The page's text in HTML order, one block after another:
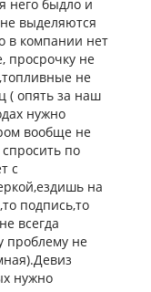
него быдло и
выделяются
в компании нет
просрочку не
не
( опять за наш
нужно
вообще не
по
с
на
подпись,то
всегда
проблему не
нужно